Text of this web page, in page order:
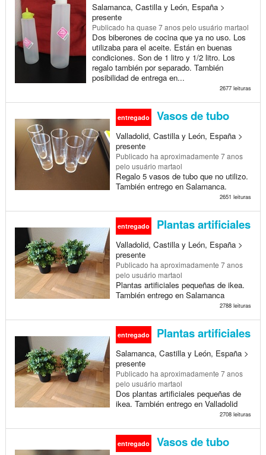
Salamanca, Castilla y León, España >
presente
Publicado ha quase 7 anospelo usuário martaol
Dos biberones de cocina que ya no uso. Los
utilizaba para el aceite. Están en buenas
condiciones. Son de 1 litro y 1/2 litro. Los
regalo también por separado. También
posibilidad de entrega en...
2677 leituras
entregado Vasos de tubo
Valladolid, Castilla y León, España >
presente
Publicado ha aproximadamente 7 anos
pelo usuário martaol
Regalo 5 vasos de tubo que no utilizo.
También entrego en Salamanca.
2651 leituras
entregado Plantas artificiales
Valladolid, Castilla y León, España >
presente
Publicado ha aproximadamente 7 anos
pelo usuário martaol
Plantas artificiales pequeñas de ikea.
También entrego en Salamanca
2788 leituras
entregado Plantas artificiales
Salamanca, Castilla y León, España >
presente
Publicado ha aproximadamente 7 anos
pelo usuário martaol
Dos plantas artificiales pequeñas de
ikea. También entrego en Valladolid
2708 leituras
entregado Vasos de tubo